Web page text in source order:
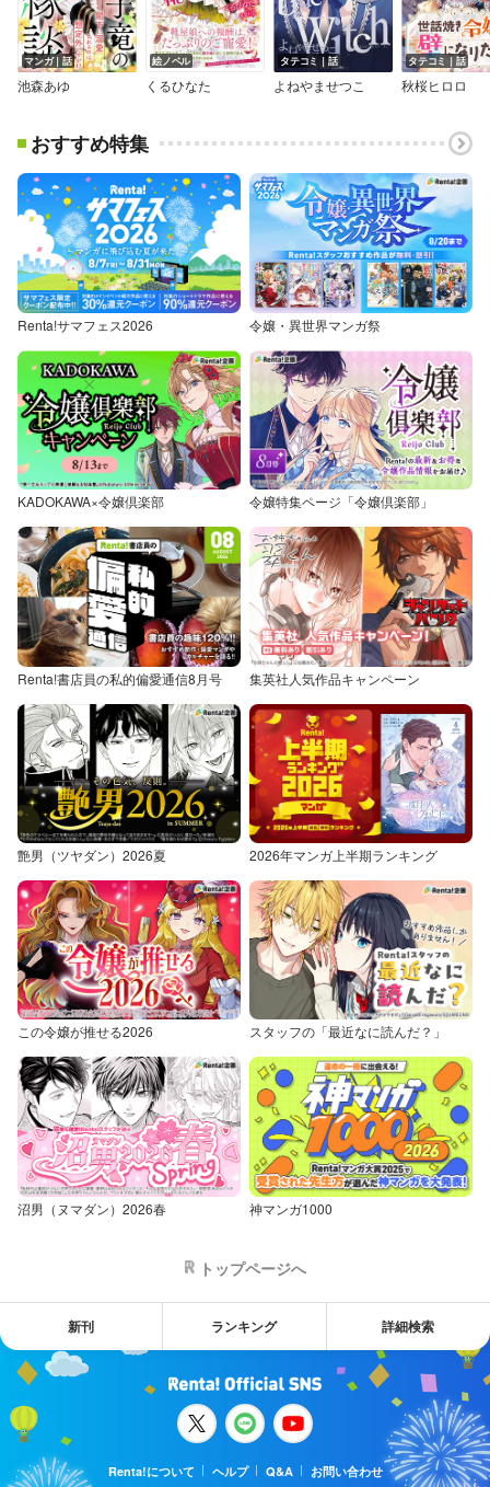
マンガ｜話
池森あゆ
絵ノベル
くるひなた
タテコミ｜話
よねやませつこ
タテコミ｜話
秋桜ヒロロ
おすすめ特集
Renta!サマフェス2026 令嬢・異世界マンガ祭
KADOKAWA×令嬢倶楽部 令嬢特集ページ「令嬢倶楽部」
Renta!書店員の私的偏愛通信8月号 集英社人気作品キャンペーン
艶男（ツヤダン）2026夏 2026年マンガ上半期ランキング
この令嬢が推せる2026 スタッフの「最近なに読んだ？」
沼男（ヌマダン）2026春 神マンガ1000
トップページへ
新刊 ランキング 詳細検索
Renta!について ヘルプ Q&A お問い合わせ